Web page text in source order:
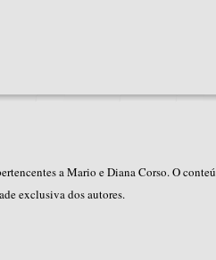
a Mario e Diana Corso. O
exclusiva dos autores.